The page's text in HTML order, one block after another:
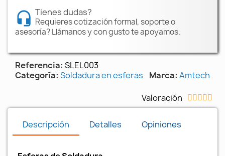
Tienes dudas?
Requieres cotización formal, soporte o
asesoría? Llámanos y con gusto te apoyamos.
Referencia SLEL003
Categoría Soldadura en esferas Marca Amtech
Valoración     
Descripción Detalles Opiniones